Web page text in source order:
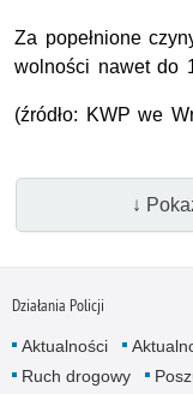
Za popełnione
wolności nawet do
(źródło: KWP we
↓
Działania Policji
Aktualności
Ruch drogowy